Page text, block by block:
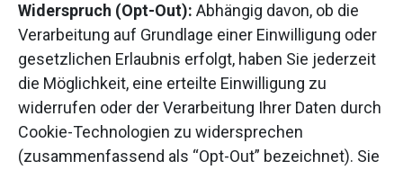
Widerspruch (Opt-Out): Abhängig davon, ob die
Verarbeitung auf Grundlage einer Einwilligung oder
gesetzlichen Erlaubnis erfolgt, haben Sie jederzeit
die Möglichkeit, eine erteilte Einwilligung zu
widerrufen oder der Verarbeitung Ihrer Daten durch
Cookie-Technologien zu widersprechen
(zusammenfassend als “Opt-Out” bezeichnet). Sie